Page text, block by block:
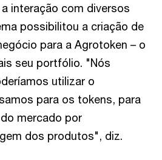
interação com diversos
possibilitou a criação de
para a Agrotoken – o
seu portfólio. "Nós
utilizar o
para os tokens, para
mercado por
dos produtos", diz.